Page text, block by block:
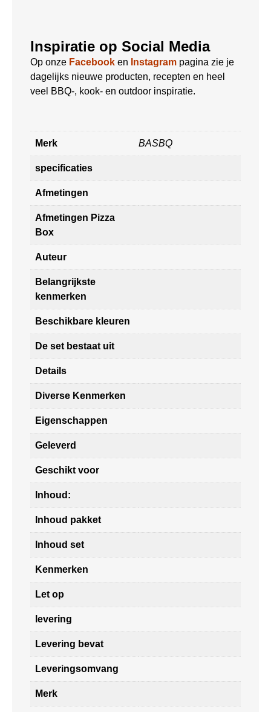
Inspiratie op Social Media
Op onze Facebook en Instagram pagina zie je
dagelijks nieuwe producten, recepten en heel
veel BBQ-, kook- en outdoor inspiratie.
Merk BASBQ
specificaties
Afmetingen
Afmetingen Pizza
Box
Auteur
Belangrijkste
kenmerken
Beschikbare kleuren
De set bestaat uit
Details
Diverse Kenmerken
Eigenschappen
Geleverd
Geschikt voor
Inhoud:
Inhoud pakket
Inhoud set
Kenmerken
Let op
levering
Levering bevat
Leveringsomvang
Merk